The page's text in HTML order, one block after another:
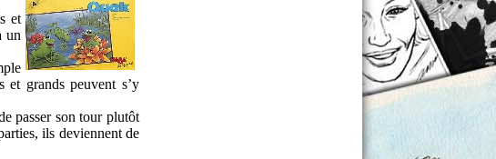
et
un
grands peuvent s’y
passer son tour plutôt
ils deviennent de